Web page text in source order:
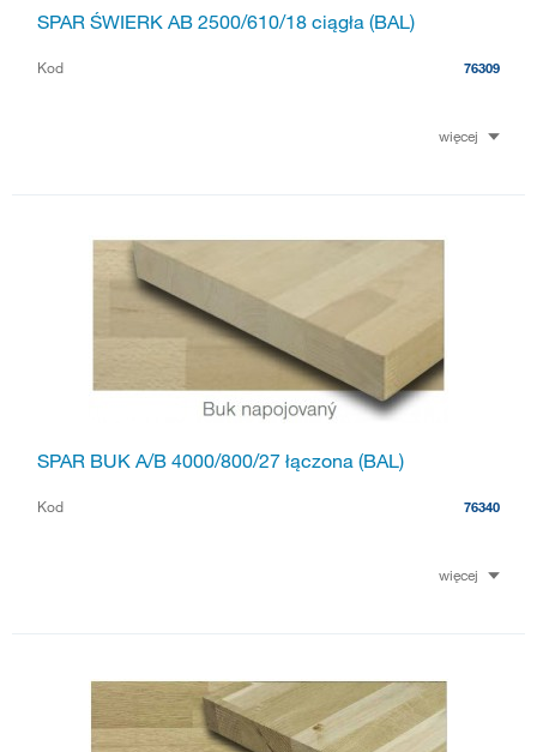
SPAR ŚWIERK AB 2500/610/18 ciągła (BAL)
Kod 76309
więcej
SPAR BUK A/B 4000/800/27 łączona (BAL)
Kod 76340
więcej